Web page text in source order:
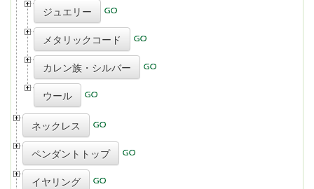
ジュエリー
メタリックコード
カレン族・シルバー
ウール
ネックレス
ペンダントトップ
イヤリング